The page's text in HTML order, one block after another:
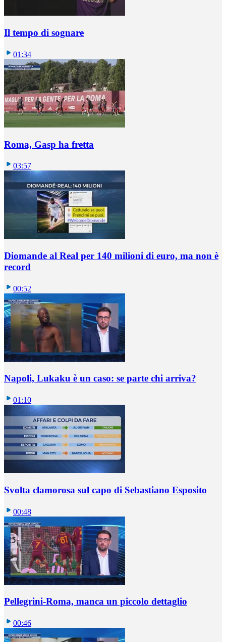
Il tempo di sognare
01:34
Roma, Gasp ha fretta
03:57
Diomande al Real per 140 milioni di euro, ma non è
record
00:52
Napoli, Lukaku è un caso: se parte chi arriva?
01:10
Svolta clamorosa sul capo di Sebastiano Esposito
00:48
Pellegrini-Roma, manca un piccolo dettaglio
00:46